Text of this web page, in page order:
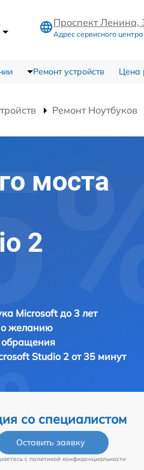
Проспект Ленина,
Адрес сервисного
Ремонт устройств Цена
Ремонт Ноутбуков
моста
2
Microsoft до 3 лет
желанию
обращения
Studio 2 от 35 минут
со специалистом
Оставить заявку
c политикой конфиденциальности